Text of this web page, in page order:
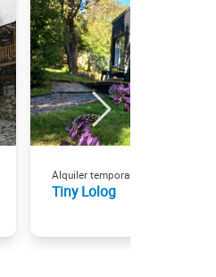
Alquiler temporario
Tiny Lolog